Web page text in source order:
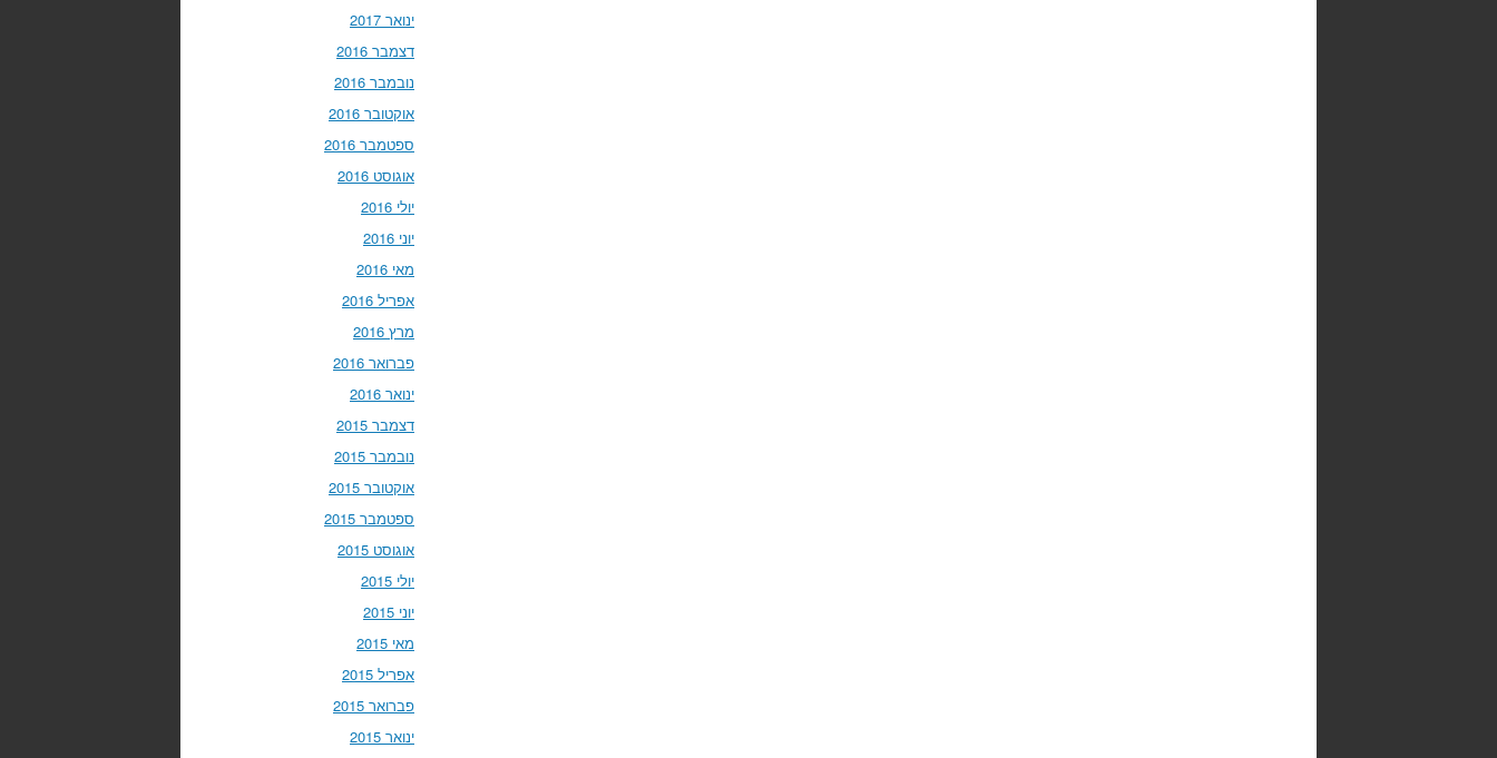
ינואר 2017
דצמבר 2016
נובמבר 2016
אוקטובר 2016
ספטמבר 2016
אוגוסט 2016
יולי 2016
יוני 2016
מאי 2016
אפריל 2016
מרץ 2016
פברואר 2016
ינואר 2016
דצמבר 2015
נובמבר 2015
אוקטובר 2015
ספטמבר 2015
אוגוסט 2015
יולי 2015
יוני 2015
מאי 2015
אפריל 2015
פברואר 2015
ינואר 2015